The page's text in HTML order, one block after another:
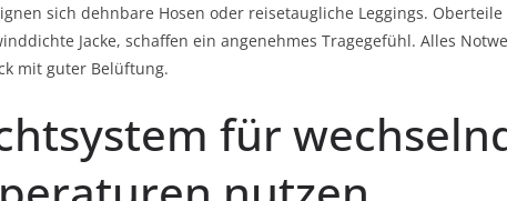
sich dehnbare Hosen oder reisetaugliche Leggings.
Jacke, schaffen ein angenehmes Tragegefühl. Alles
mit guter Belüftung.
für